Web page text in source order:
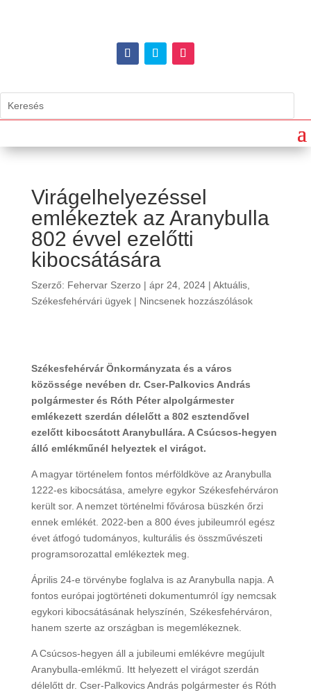
Virágelhelyezéssel
emlékeztek az Aranybulla
802 évvel ezelőtti
kibocsátására
Szerző: Fehervar Szerzo| ápr 24, 2024| Aktuális,
Székesfehérvári ügyek| Nincsenek hozzászólások
Székesfehérvár Önkormányzata és a város
közössége nevében dr. Cser-Palkovics András
polgármester és Róth Péter alpolgármester
emlékezett szerdán délelőtt a 802 esztendővel
ezelőtt kibocsátott Aranybullára. A Csúcsos-hegyen
álló emlékműnél helyeztek el virágot.
A magyar történelem fontos mérföldköve az Aranybulla
1222-es kibocsátása, amelyre egykor Székesfehérváron
került sor. A nemzet történelmi fővárosa büszkén őrzi
ennek emlékét. 2022-ben a 800 éves jubileumról egész
évet átfogó tudományos, kulturális és összművészeti
programsorozattal emlékeztek meg.
Április 24-e törvénybe foglalva is az Aranybulla napja. A
fontos európai jogtörténeti dokumentumról így nemcsak
egykori kibocsátásának helyszínén, Székesfehérváron,
hanem szerte az országban is megemlékeznek.
A Csúcsos-hegyen áll a jubileumi emlékévre megújult
Aranybulla-emlékmű. Itt helyezett el virágot szerdán
délelőtt dr. Cser-Palkovics András polgármester és Róth